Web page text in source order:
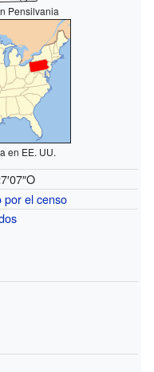
Pensilvania
en EE. UU.
por el censo